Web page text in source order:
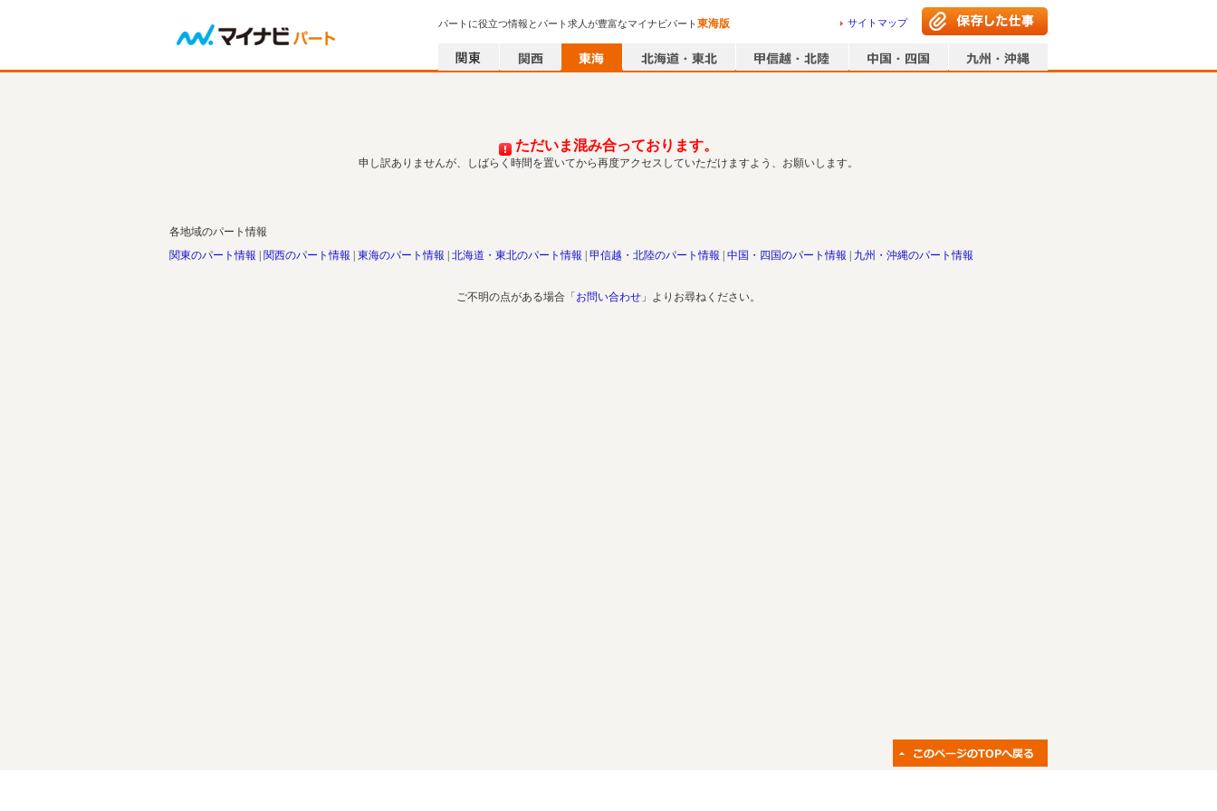
パートに役立つ情報とパート求人が豊富なマイナビパート東海版 サイトマップ
ただいま混み合っております。
申し訳ありませんが、しばらく時間を置いてから再度アクセスしていただけますよう、お願いします。
各地域のパート情報
関東のパート情報
関西のパート情報 東海のパート情報 北海道・東北のパート情報 甲信越・北陸のパート情報 中国・四国のパート情報 九州・沖縄のパート情報
ご不明の点がある場合「 お問い合わせ 」よりお尋ねください。